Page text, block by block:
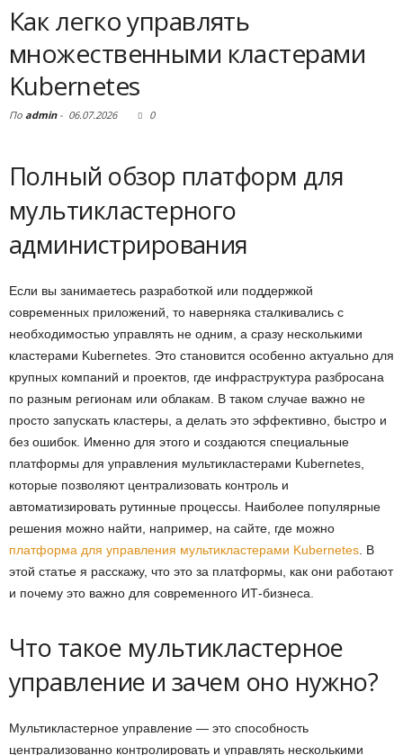
Как легко управлять
множественными кластерами
Kubernetes
По admin- 06.07.2026 0
Полный обзор платформ для
мультикластерного
администрирования
Если вы занимаетесь разработкой или поддержкой
современных приложений, то наверняка сталкивались с
необходимостью управлять не одним, а сразу несколькими
кластерами Kubernetes. Это становится особенно актуально для
крупных компаний и проектов, где инфраструктура разбросана
по разным регионам или облакам. В таком случае важно не
просто запускать кластеры, а делать это эффективно, быстро и
без ошибок. Именно для этого и создаются специальные
платформы для управления мультикластерами Kubernetes,
которые позволяют централизовать контроль и
автоматизировать рутинные процессы. Наиболее популярные
решения можно найти, например, на сайте, где можно
платформа для управления мультикластерами Kubernetes . В
этой статье я расскажу, что это за платформы, как они работают
и почему это важно для современного ИТ-бизнеса.
Что такое мультикластерное
управление и зачем оно нужно?
Мультикластерное управление — это способность
централизованно контролировать и управлять несколькими